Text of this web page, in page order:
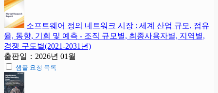
소프트웨어 정의 네트워크 시장 : 세계 산업 규모, 점유
율, 동향, 기회 및 예측 - 조직 규모별, 최종사용자별, 지역별,
경쟁 구도별(2021-2031년)
출판일：2026년 01월
샘플 요청 목록